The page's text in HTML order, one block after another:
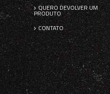
QUERO DEVOLVER UM
PRODUTO
CONTATO